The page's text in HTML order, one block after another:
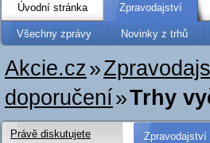
Úvodní stránka Zpravodajství
Všechny zprávy Novinky z trhů
Akcie.cz»
doporučení»Trhy
Zpravodajství
Právě diskutujete